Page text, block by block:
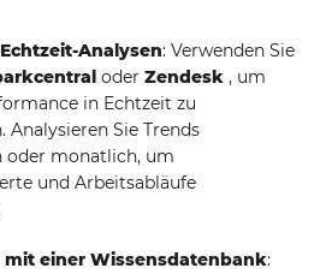
Analysen: Verwenden Sie
oderZendesk , um
in Echtzeit zu
Analysieren Sie Trends
oder monatlich, um
und Arbeitsabläufe
einer Wissensdatenbank: